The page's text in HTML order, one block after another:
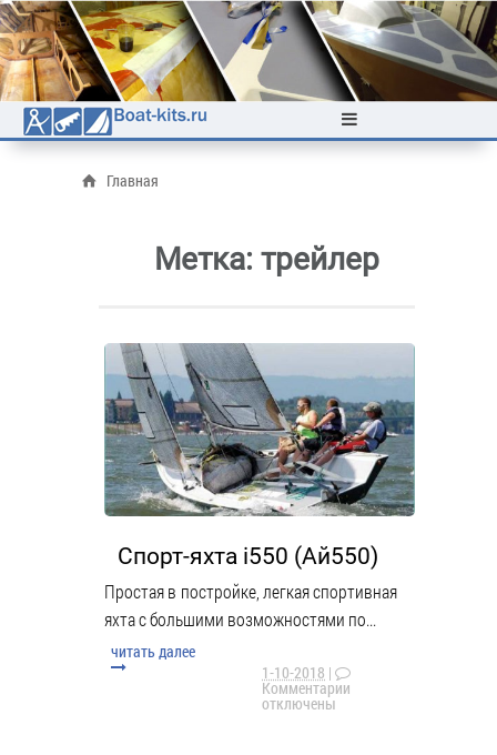
Главная
Метка: трейлер
Спорт-яхта i550 (Ай550)
Простая в постройке, легкая спортивная
яхта с большими возможностями по...
читать далее
1-10-2018 |
Комментарии
отключены